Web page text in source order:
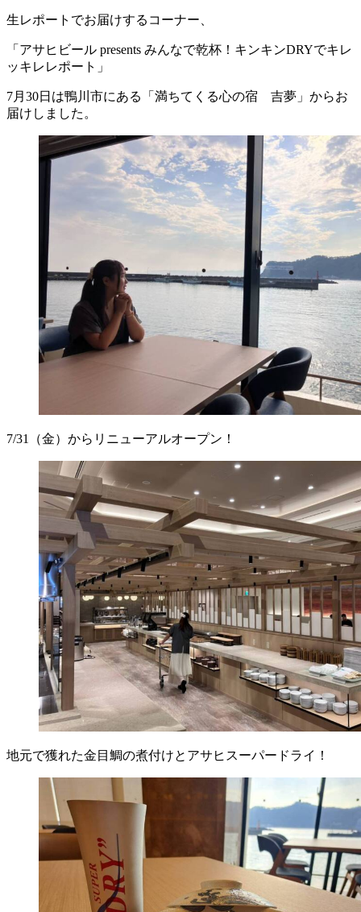
生レポートでお届けするコーナー、
「アサヒビール presents みんなで乾杯！キンキンDRYでキレ
ッキレレポート」
7月30日は鴨川市にある「満ちてくる心の宿 吉夢」からお
届けしました。
7/31（金）からリニューアルオープン！
地元で獲れた金目鯛の煮付けとアサヒスーパードライ！